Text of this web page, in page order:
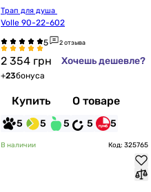
Volle 90-22-602
2 отзыва
2 354 грн Хочешь дешевле?
+23бонуса
Купить О товаре
5 5 5 5 5
В наличии Код: 325765